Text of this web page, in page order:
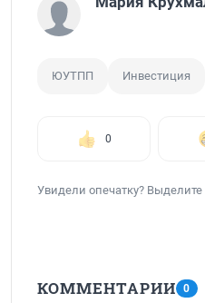
ЮУТПП Инвестиция
0
Увидели опечатку?
КОММЕНТАРИИ 0